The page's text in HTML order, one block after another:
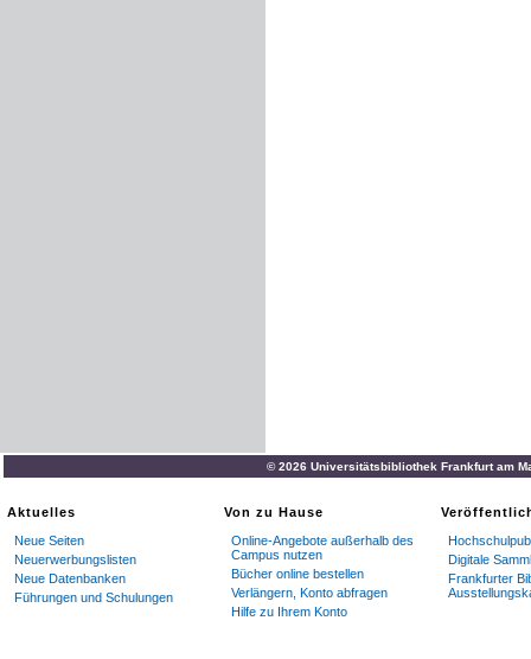
© 2026 Universitätsbibliothek Frankfurt am
Aktuelles
Neue Seiten
Neuerwerbungslisten
Neue Datenbanken
Führungen und Schulungen
Von zu Hause
Online-Angebote außerhalb des
Campus nutzen
Bücher online bestellen
Verlängern, Konto abfragen
Hilfe zu Ihrem Konto
Digitale
Frankfurter